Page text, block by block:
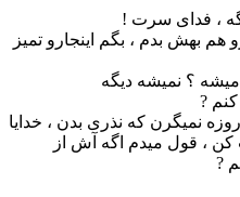
، فدای سرت !
هم بهش بدم ، بگم اینجارو تمیز
میشه ؟ نمیشه دیگه
کنم ?
نمیگرن که نذری بدن ، خدایا
کن ، قول میدم اگه آش از
?